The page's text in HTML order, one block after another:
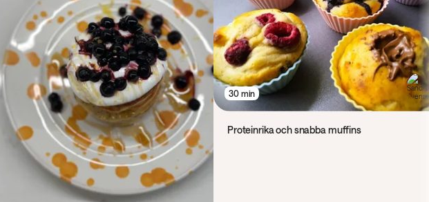
30 min
Proteinrika och snabba muffins